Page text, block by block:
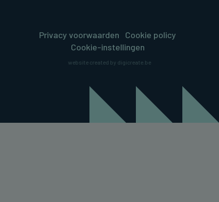
Privacy voorwaarden
Cookie policy
Cookie-instellingen
website created by digicreate.be